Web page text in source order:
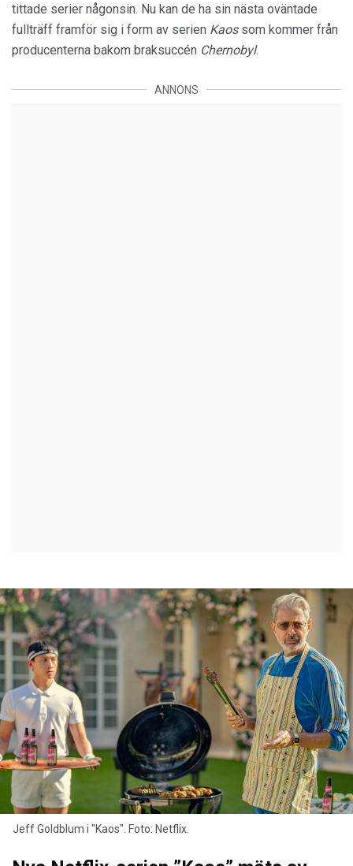
tittade serier någonsin. Nu kan de ha sin nästa oväntade
fullträff framför sig i form av serien Kaos som kommer från
producenterna bakom braksuccén Chernobyl.
ANNONS
Jeff Goldblum i "Kaos". Foto: Netflix.